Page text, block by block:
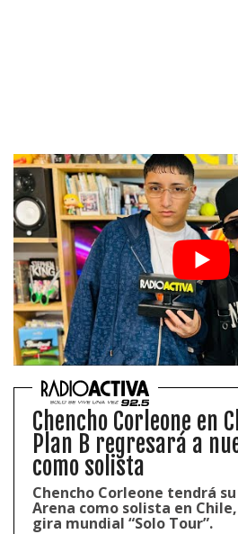
Chencho Corleone en
Plan B regresará a
como solista
Chencho Corleone tendrá
Arena como solista en
gira mundial “Solo Tour”.